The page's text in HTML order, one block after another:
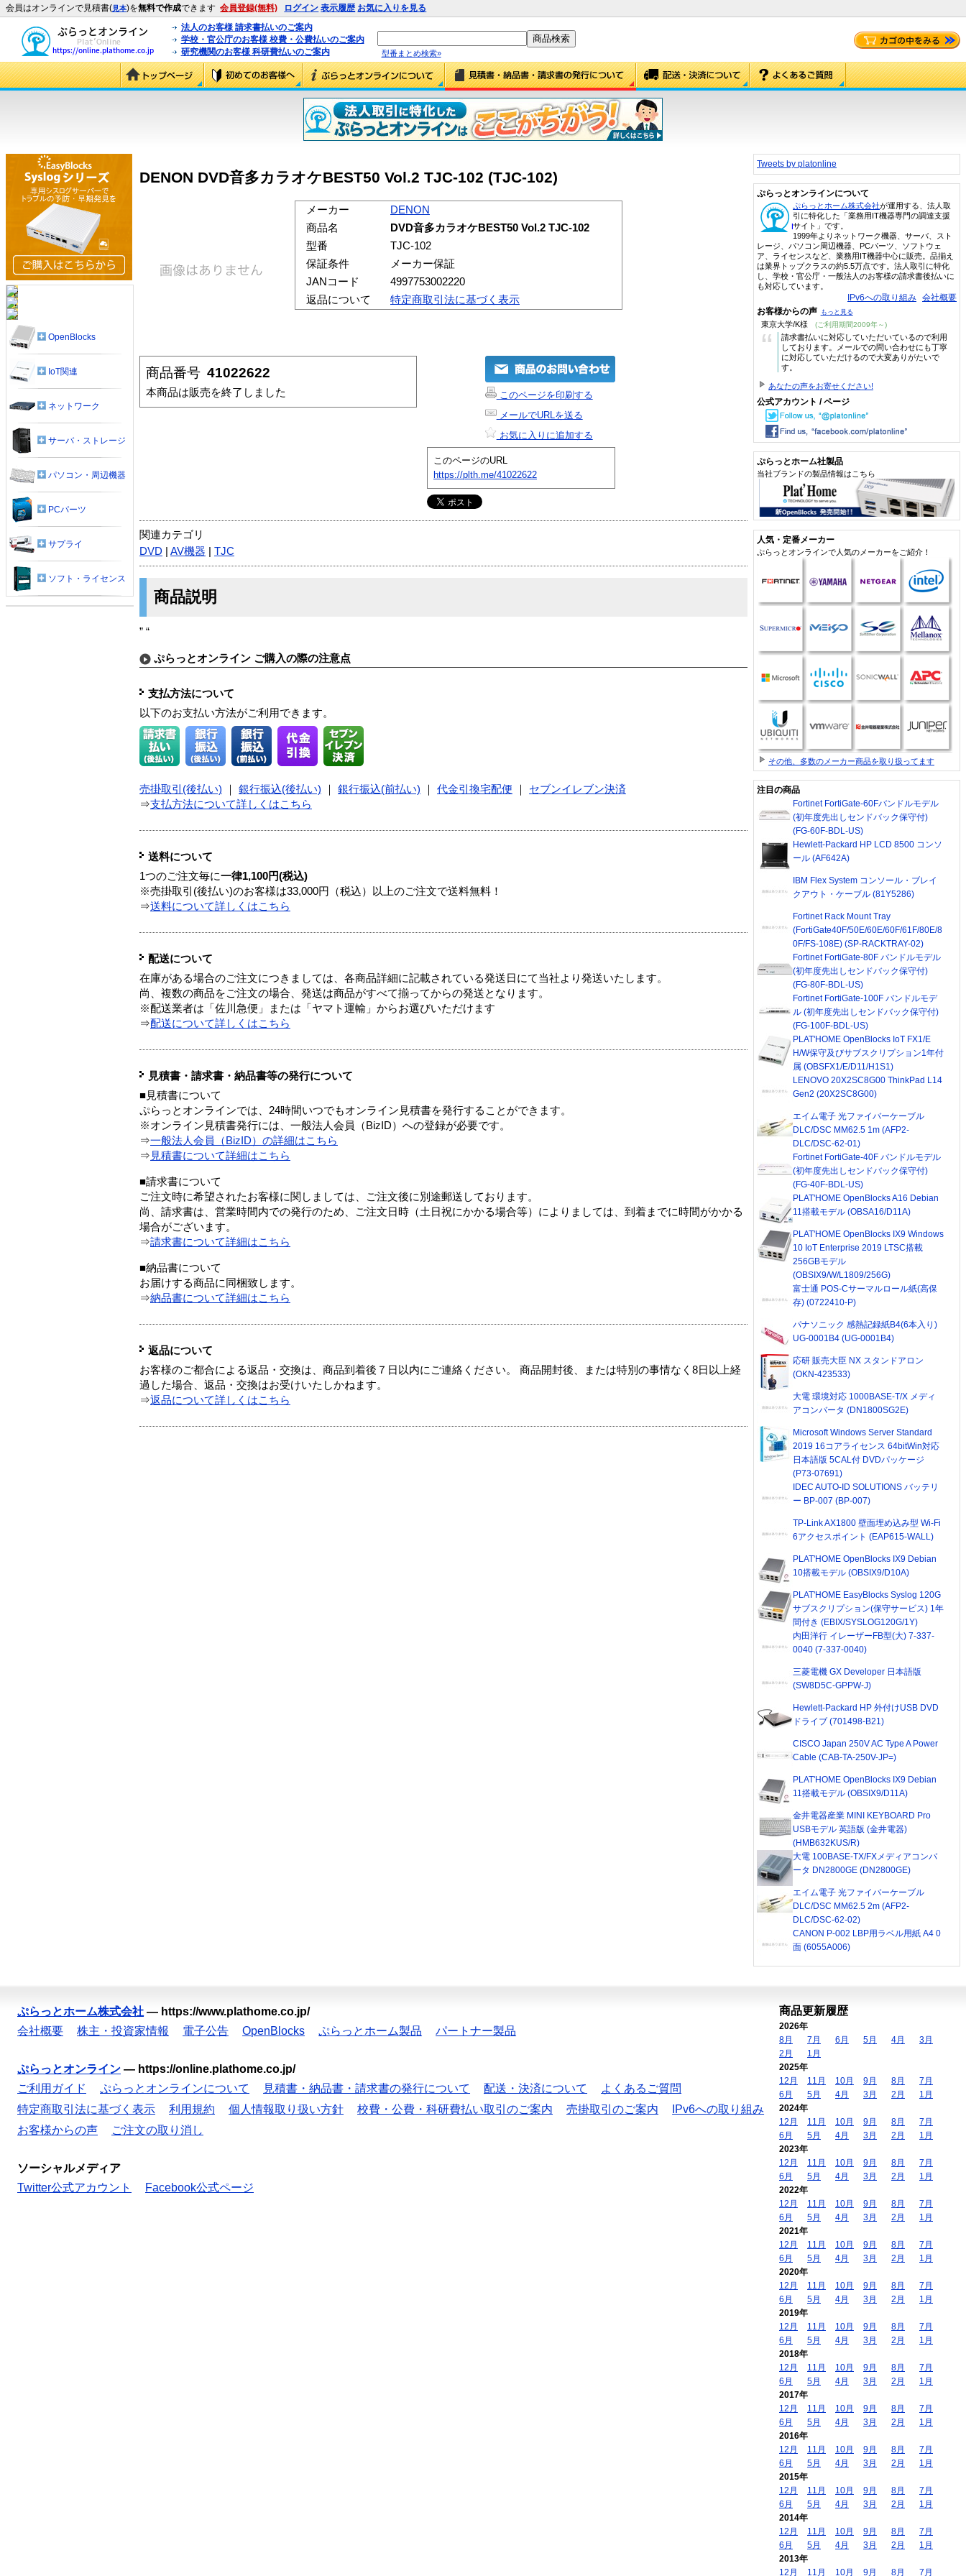
会員はオンラインで見積書(見本)を無料で作成できます 会員登録(無料) ログイン 表示履歴 お気に入りを見る
法人のお客様 請求書払いのご案内
学校・官公庁のお客様 校費・公費払いのご案内
研究機関のお客様 科研費払いのご案内
型番まとめ検索»
DENON DVD音多カラオケBEST50 Vol.2 TJC-102 (TJC-102)
メーカー
DENON
商品名
DVD音多カラオケBEST50 Vol.2 TJC-102
型番
TJC-102
保証条件
メーカー保証
JANコード
4997753002220
返品について
特定商取引法に基づく表示
商品番号 41022622
本商品は販売を終了しました
このページを印刷する
メールでURLを送る
お気に入りに追加する
このページのURL
https://plth.me/41022622
関連カテゴリ
DVD
AV機器 TJC
商品説明
” “
ぷらっとオンライン ご購入の際の注意点
支払方法について
以下のお支払い方法がご利用できます。
売掛取引(後払い) 銀行振込(後払い) 銀行振込(前払い) 代金引換宅配便
セブンイレブン決済
⇒支払方法について詳しくはこちら
送料について
1つのご注文毎に一律1,100円(税込)
※売掛取引(後払い)のお客様は33,000円（税込）以上のご注文で送料無料！
⇒送料について詳しくはこちら
配送について
在庫がある場合のご注文につきましては、各商品詳細に記載されている発送日にて当社より発送いたします。
尚、複数の商品をご注文の場合、発送は商品がすべて揃ってからの発送となります。
※配送業者は「佐川急便」または「ヤマト運輸」からお選びいただけます
⇒配送について詳しくはこちら
見積書・請求書・納品書等の発行について
■見積書について
ぷらっとオンラインでは、24時間いつでもオンライン見積書を発行することができます。
※オンライン見積書発行には、一般法人会員（BizID）への登録が必要です。
⇒一般法人会員（BizID）の詳細はこちら
⇒ 見積書について詳細はこちら
■請求書について
ご注文時に希望されたお客様に関しましては、ご注文後に別途郵送しております。
尚、請求書は、営業時間内での発行のため、ご注文日時（土日祝にかかる場合等）によりましては、到着までに時間がかかる
場合がございます。
⇒請求書について詳細はこちら
■納品書について
お届けする商品に同梱致します。
⇒納品書について詳細はこちら
返品について
お客様のご都合による返品・交換は、商品到着後７日以内にご連絡ください。 商品開封後、または特別の事情なく8日以上経
過した場合、返品・交換はお受けいたしかねます。
⇒返品について詳しくはこちら
OpenBlocks
IoT関連
ネットワーク
サーバ・ストレージ
パソコン・周辺機器
PCパーツ
サプライ
ソフト・ライセンス
Tweets by platonline
ぷらっとオンラインについて
ぷらっとホーム株式会社が運用する、法人取
引に特化した「業務用IT機器専門の調達支援
サイト」です。
1999年よりネットワーク機器、サーバ、スト
レージ、パソコン周辺機器、PCパーツ、ソフトウェ
ア、ライセンスなど、業務用IT機器中心に販売。品揃え
は業界トップクラスの約5.5万点です。法人取引に特化
し、学校・官公庁・一般法人のお客様の請求書後払いに
も対応しています。
IPv6への取り組み 会社概要
お客様からの声 もっと見る
東京大学/K様 (ご利用期間2009年～)
“
請求書払いに対応していただいているので利用
しております。メールでの問い合わせにも丁寧
に対応していただけるので大変ありがたいで
す。
あなたの声をお寄せください!
公式アカウント / ページ
ぷらっとホーム社製品
当社ブランドの製品情報はこちら
人気・定番メーカー
ぷらっとオンラインで人気のメーカーをご紹介！
その他、多数のメーカー商品を取り扱ってます
注目の商品
Fortinet FortiGate-60Fバンドルモデル
(初年度先出しセンドバック保守付)
(FG-60F-BDL-US)
Hewlett-Packard HP LCD 8500 コンソ
ール (AF642A)
IBM Flex System コンソール・ブレイ
クアウト・ケーブル (81Y5286)
Fortinet Rack Mount Tray
(FortiGate40F/50E/60E/60F/61F/80E/8
0F/FS-108E) (SP-RACKTRAY-02)
Fortinet FortiGate-80F バンドルモデル
(初年度先出しセンドバック保守付)
(FG-80F-BDL-US)
Fortinet FortiGate-100F バンドルモデ
ル (初年度先出しセンドバック保守付)
(FG-100F-BDL-US)
PLAT'HOME OpenBlocks IoT FX1/E
H/W保守及びサブスクリプション1年付
属 (OBSFX1/E/D11/H1S1)
LENOVO 20X2SC8G00 ThinkPad L14
Gen2 (20X2SC8G00)
エイム電子 光ファイバーケーブル
DLC/DSC MM62.5 1m (AFP2-
DLC/DSC-62-01)
Fortinet FortiGate-40F バンドルモデル
(初年度先出しセンドバック保守付)
(FG-40F-BDL-US)
PLAT'HOME OpenBlocks A16 Debian
11搭載モデル (OBSA16/D11A)
PLAT'HOME OpenBlocks IX9 Windows
10 IoT Enterprise 2019 LTSC搭載
256GBモデル
(OBSIX9/W/L1809/256G)
富士通 POS-Cサーマルロール紙(高保
存) (0722410-P)
パナソニック 感熱記録紙B4(6本入り)
UG-0001B4 (UG-0001B4)
応研 販売大臣 NX スタンドアロン
(OKN-423533)
大電 環境対応 1000BASE-T/X メディ
アコンバータ (DN1800SG2E)
Microsoft Windows Server Standard
2019 16コアライセンス 64bitWin対応
日本語版 5CAL付 DVDパッケージ
(P73-07691)
IDEC AUTO-ID SOLUTIONS バッテリ
ー BP-007 (BP-007)
TP-Link AX1800 壁面埋め込み型 Wi-Fi
6アクセスポイント (EAP615-WALL)
PLAT'HOME OpenBlocks IX9 Debian
10搭載モデル (OBSIX9/D10A)
PLAT'HOME EasyBlocks Syslog 120G
サブスクリプション(保守サービス) 1年
間付き (EBIX/SYSLOG120G/1Y)
内田洋行 イレーザーFB型(大) 7-337-
0040 (7-337-0040)
三菱電機 GX Developer 日本語版
(SW8D5C-GPPW-J)
Hewlett-Packard HP 外付けUSB DVD
ドライブ (701498-B21)
CISCO Japan 250V AC Type A Power
Cable (CAB-TA-250V-JP=)
PLAT'HOME OpenBlocks IX9 Debian
11搭載モデル (OBSIX9/D11A)
金井電器産業 MINI KEYBOARD Pro
USBモデル 英語版 (金井電器)
(HMB632KUS/R)
大電 100BASE-TX/FXメディアコンバ
ータ DN2800GE (DN2800GE)
エイム電子 光ファイバーケーブル
DLC/DSC MM62.5 2m (AFP2-
DLC/DSC-62-02)
CANON P-002 LBP用ラベル用紙 A4 0
面 (6055A006)
ぷらっとホーム株式会社 — https://www.plathome.co.jp/
会社概要
株主・投資家情報 電子公告 OpenBlocks ぷらっとホーム製品 パートナー製品
ぷらっとオンライン — https://online.plathome.co.jp/
ご利用ガイド
ぷらっとオンラインについて 見積書・納品書・請求書の発行について 配送・決済について
よくあるご質問
特定商取引法に基づく表示
利用規約 個人情報取り扱い方針 校費・公費・科研費払い取引のご案内 売掛取引のご案内
IPv6への取り組み
お客様からの声
ご注文の取り消し
ソーシャルメディア
Twitter公式アカウント
Facebook公式ページ
商品更新履歴
2026年
8月
7月 6月 5月 4月
3月
2月
1月
2025年
12月
11月 10月 9月 8月
7月
6月
5月 4月 3月 2月
1月
2024年
12月
11月 10月 9月 8月
7月
6月
5月 4月 3月 2月
1月
2023年
12月
11月 10月 9月 8月
7月
6月
5月 4月 3月 2月
1月
2022年
12月
11月 10月 9月 8月
7月
6月
5月 4月 3月 2月
1月
2021年
12月
11月 10月 9月 8月
7月
6月
5月 4月 3月 2月
1月
2020年
12月
11月 10月 9月 8月
7月
6月
5月 4月 3月 2月
1月
2019年
12月
11月 10月 9月 8月
7月
6月
5月 4月 3月 2月
1月
2018年
12月
11月 10月 9月 8月
7月
6月
5月 4月 3月 2月
1月
2017年
12月
11月 10月 9月 8月
7月
6月
5月 4月 3月 2月
1月
2016年
12月
11月 10月 9月 8月
7月
6月
5月 4月 3月 2月
1月
2015年
12月
11月 10月 9月 8月
7月
6月
5月 4月 3月 2月
1月
2014年
12月
11月 10月 9月 8月
7月
6月
5月 4月 3月 2月
1月
2013年
12月
11月 10月 9月 8月 7月